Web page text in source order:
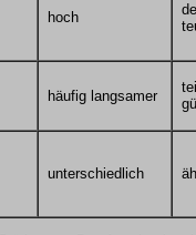
hoch
häufig langsamer
unterschiedlich